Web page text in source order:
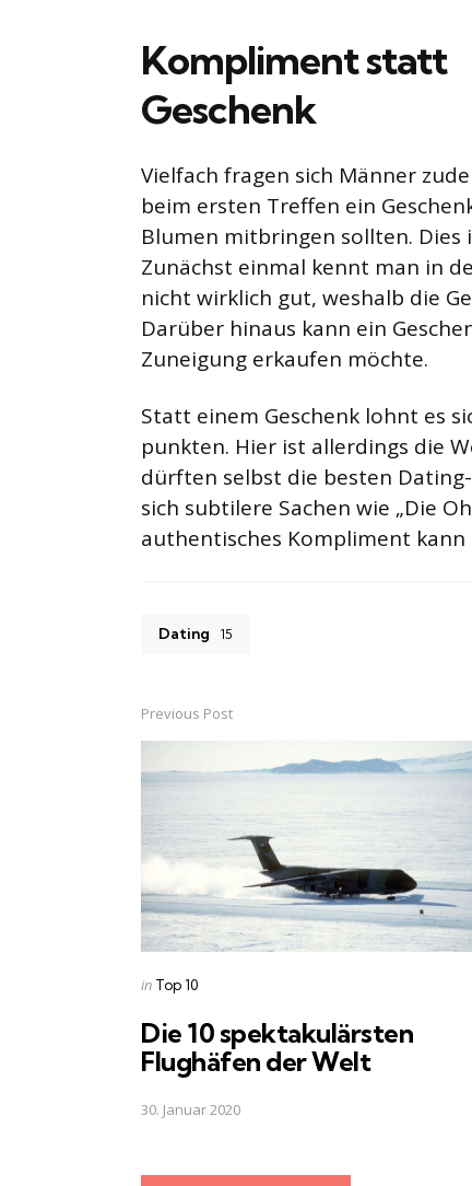
Kompliment statt
Geschenk
Vielfach fragen sich Männer
beim ersten Treffen ein
Blumen mitbringen sollten.
Zunächst einmal kennt man in
nicht wirklich gut, weshalb die
Darüber hinaus kann ein
Zuneigung erkaufen möchte.
Statt einem Geschenk lohnt es
punkten. Hier ist allerdings die
dürften selbst die besten
sich subtilere Sachen wie „Die
authentisches Kompliment kann
Dating 15
Post
navigation
Previous Post
Posted
in Top 10
Die 10 spektakulärsten
Flughäfen der Welt
30. Januar 2020